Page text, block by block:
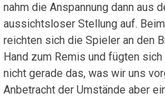
nahm die Anspannung dann aus
aussichtsloser Stellung auf.
reichten sich die Spieler an den
Hand zum Remis und fügten
nicht gerade das, was wir uns
Anbetracht der Umstände aber